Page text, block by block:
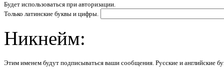
Будет использоваться при авторизации.
Только латинские буквы и цифры.
Никнейм:
Этим именем будут подписываться ваши сообщения. Русские и английские